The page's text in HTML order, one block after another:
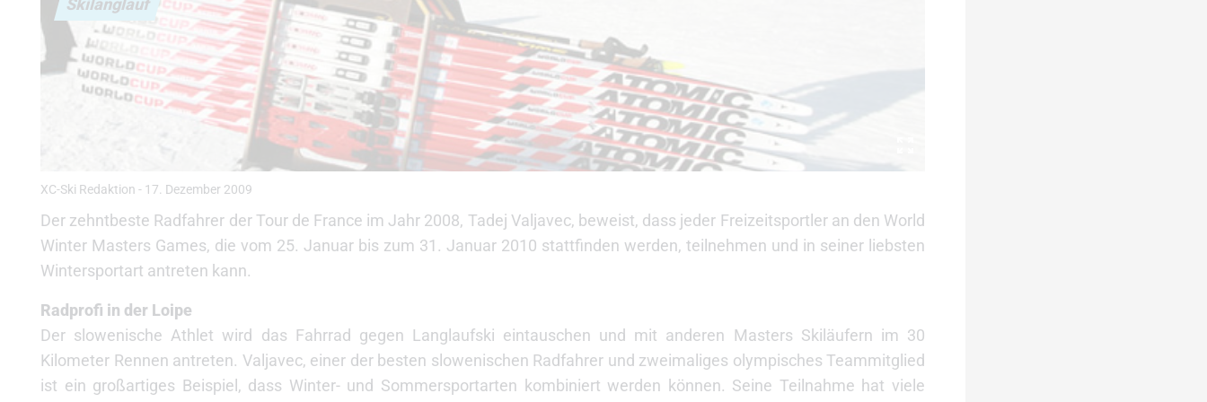
XC-Ski Redaktion - 17. Dezember 2009
Der zehntbeste Radfahrer der Tour de France im Jahr 2008, Tadej Valjavec, beweist, dass jeder Freizeitsportler an den World
Winter Masters Games, die vom 25. Januar bis zum 31. Januar 2010 stattfinden werden, teilnehmen und in seiner liebsten
Wintersportart antreten kann.
Radprofi in der Loipe
Der slowenische Athlet wird das Fahrrad gegen Langlaufski eintauschen und mit anderen Masters Skiläufern im 30
Kilometer Rennen antreten. Valjavec, einer der besten slowenischen Radfahrer und zweimaliges olympisches Teammitglied
ist ein großartiges Beispiel, dass Winter- und Sommersportarten kombiniert werden können. Seine Teilnahme hat viele